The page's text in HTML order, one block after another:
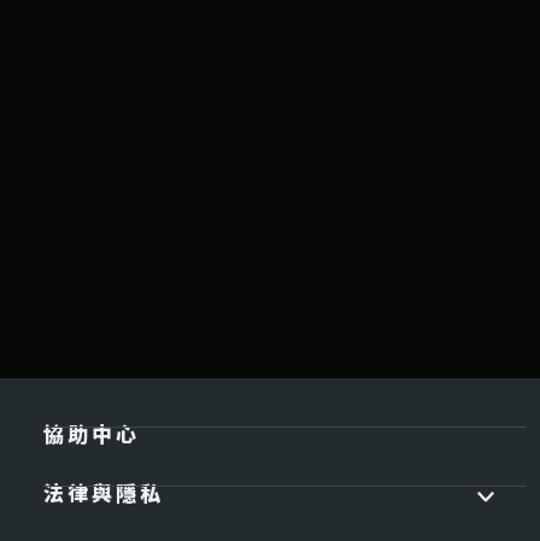
協助中心
法律與隱私